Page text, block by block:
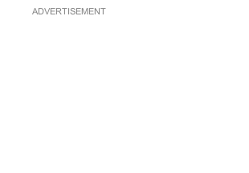
ADVERTISEMENT